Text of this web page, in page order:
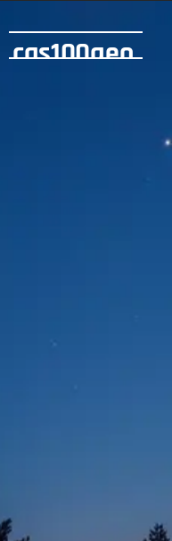
cas100geo